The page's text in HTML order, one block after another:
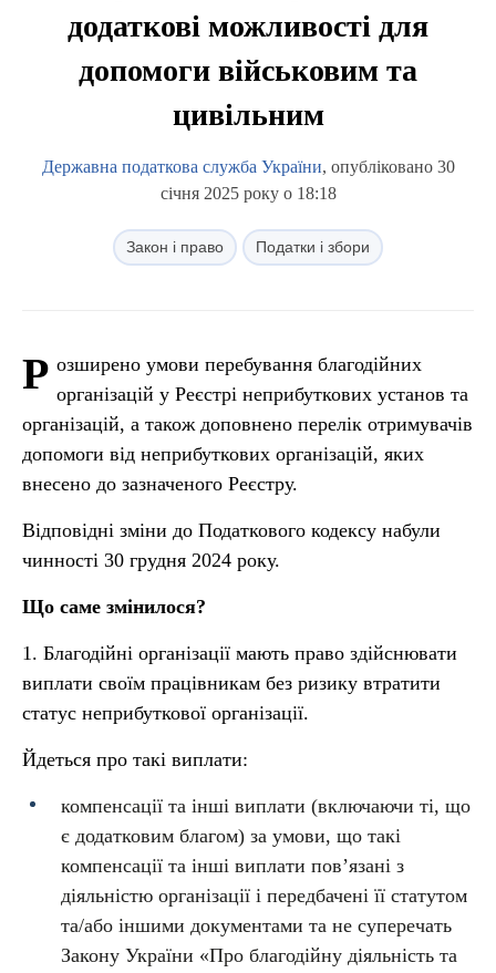
додаткові можливості для
допомоги військовим та
цивільним
Державна податкова служба України, опубліковано 30
січня 2025 року о 18:18
Закон і право Податки і збори
Р озширено умови перебування благодійних
організацій у Реєстрі неприбуткових установ та
організацій, а також доповнено перелік отримувачів
допомоги від неприбуткових організацій, яких
внесено до зазначеного Реєстру.
Відповідні зміни до Податкового кодексу набули
чинності 30 грудня 2024 року.
Що саме змінилося?
1. Благодійні організації мають право здійснювати
виплати своїм працівникам без ризику втратити
статус неприбуткової організації.
Йдеться про такі виплати:
компенсації та інші виплати (включаючи ті, що
є додатковим благом) за умови, що такі
компенсації та інші виплати пов’язані з
діяльністю організації і передбачені її статутом
та/або іншими документами та не суперечать
Закону України «Про благодійну діяльність та